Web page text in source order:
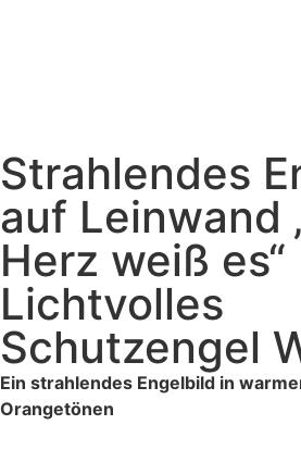
Strahlendes
auf Leinwand
Herz weiß es“
Lichtvolles
Schutzengel
Ein strahlendes Engelbild in
Orangetönen